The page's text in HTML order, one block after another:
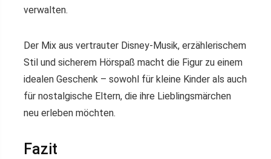
verwalten.
Der Mix aus vertrauter Disney-Musik, erzählerischem
Stil und sicherem Hörspaß macht die Figur zu einem
idealen Geschenk – sowohl für kleine Kinder als auch
für nostalgische Eltern, die ihre Lieblingsmärchen
neu erleben möchten.
Fazit